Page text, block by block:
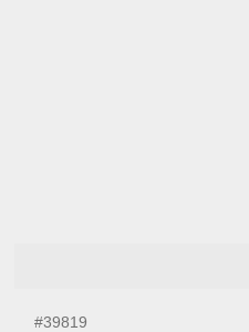
#39819